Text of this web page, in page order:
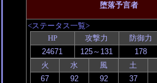
堕落予言者
<ステータス一覧>
HP
攻撃力 防御力
火 水 風 土